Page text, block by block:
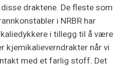
draktene. De fleste som
i NRBR har
i tillegg til å være
kjemikalieverndrakter når vi
med et farlig stoff. Det